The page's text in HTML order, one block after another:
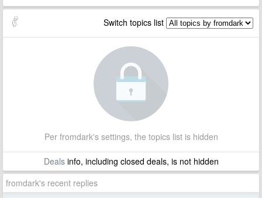
Switch topics list
Per fromdark's settings, the topics list is hidden
Dealsinfo, including closed deals, is not hidden
fromdark's recent replies